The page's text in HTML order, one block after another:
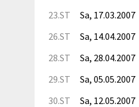
23.ST
Sa, 17.03.2007
26.ST
Sa, 14.04.2007
28.ST
Sa, 28.04.2007
29.ST
Sa, 05.05.2007
30.ST
Sa, 12.05.2007